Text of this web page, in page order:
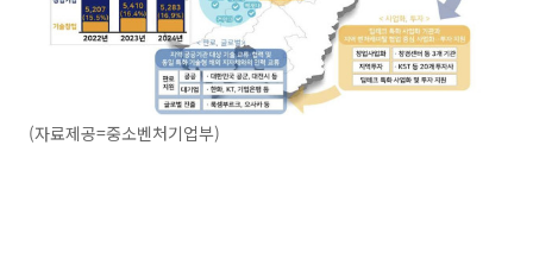
(자료제공=중소벤처기업부)